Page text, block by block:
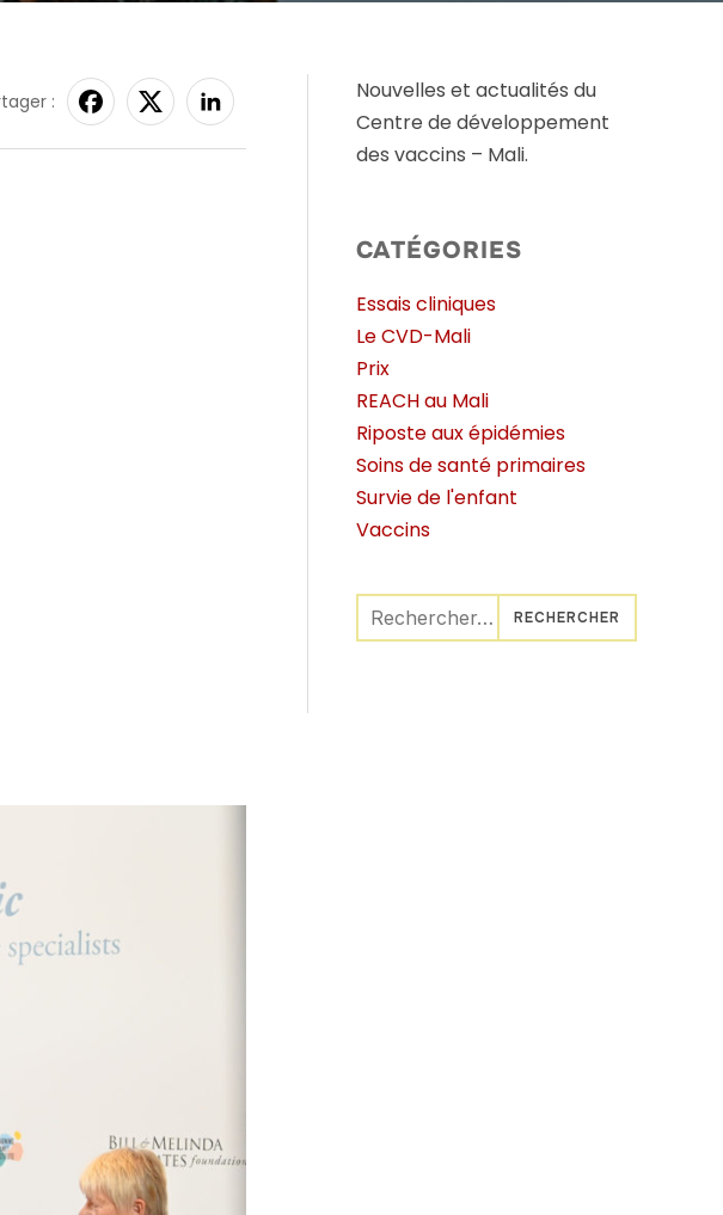
:
Nouvelles et actualités du
Centre de développement
des vaccins – Mali.
CATÉGORIES
Essais cliniques
Le CVD-Mali
Prix
REACH au Mali
Riposte aux épidémies
Soins de santé primaires
Survie de l'enfant
Vaccins
Rechercher :